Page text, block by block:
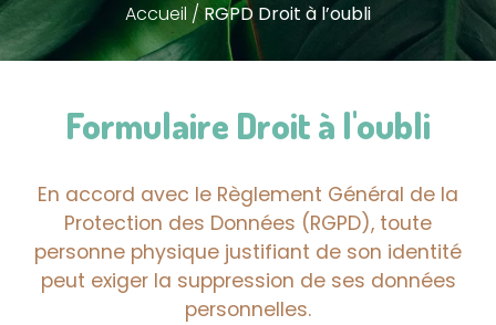
Accueil /RGPD Droit à l’oubli
Formulaire Droit à l'oubli
En accord avec le Règlement Général de la
Protection des Données (RGPD), toute
personne physique justifiant de son identité
peut exiger la suppression de ses données
personnelles.